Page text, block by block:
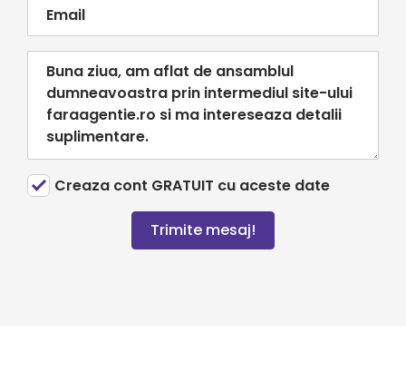
Creaza cont GRATUIT cu aceste date
Trimite mesaj!